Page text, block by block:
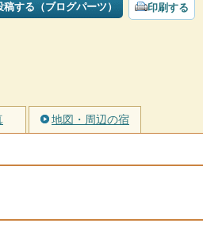
する（ブログパーツ） 印刷する
地図・周辺の宿